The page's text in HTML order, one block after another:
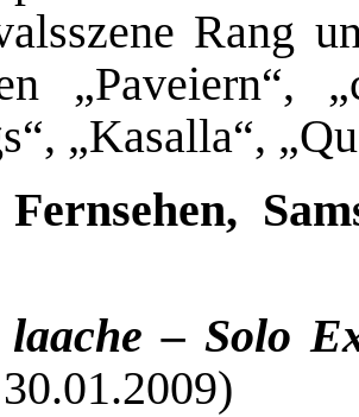
Rang
„Paveiern“,
„Kasalla“,
– Solo